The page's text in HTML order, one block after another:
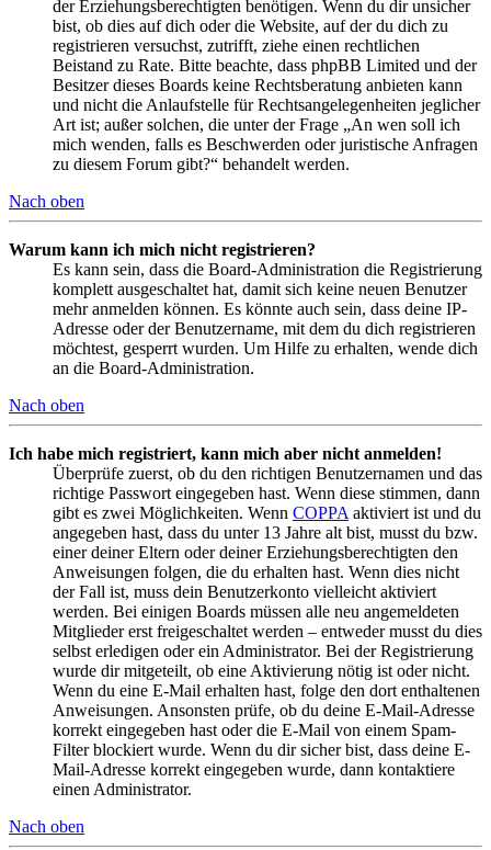
der Erziehungsberechtigten benötigen. Wenn du dir unsicher
bist, ob dies auf dich oder die Website, auf der du dich zu
registrieren versuchst, zutrifft, ziehe einen rechtlichen
Beistand zu Rate. Bitte beachte, dass phpBB Limited und der
Besitzer dieses Boards keine Rechtsberatung anbieten kann
und nicht die Anlaufstelle für Rechtsangelegenheiten jeglicher
Art ist; außer solchen, die unter der Frage „An wen soll ich
mich wenden, falls es Beschwerden oder juristische Anfragen
zu diesem Forum gibt?“ behandelt werden.
Nach oben
Warum kann ich mich nicht registrieren?
Es kann sein, dass die Board-Administration die Registrierung
komplett ausgeschaltet hat, damit sich keine neuen Benutzer
mehr anmelden können. Es könnte auch sein, dass deine IP-
Adresse oder der Benutzername, mit dem du dich registrieren
möchtest, gesperrt wurden. Um Hilfe zu erhalten, wende dich
an die Board-Administration.
Nach oben
Ich habe mich registriert, kann mich aber nicht anmelden!
Überprüfe zuerst, ob du den richtigen Benutzernamen und das
richtige Passwort eingegeben hast. Wenn diese stimmen, dann
gibt es zwei Möglichkeiten. Wenn COPPA aktiviert ist und du
angegeben hast, dass du unter 13 Jahre alt bist, musst du bzw.
einer deiner Eltern oder deiner Erziehungsberechtigten den
Anweisungen folgen, die du erhalten hast. Wenn dies nicht
der Fall ist, muss dein Benutzerkonto vielleicht aktiviert
werden. Bei einigen Boards müssen alle neu angemeldeten
Mitglieder erst freigeschaltet werden – entweder musst du dies
selbst erledigen oder ein Administrator. Bei der Registrierung
wurde dir mitgeteilt, ob eine Aktivierung nötig ist oder nicht.
Wenn du eine E-Mail erhalten hast, folge den dort enthaltenen
Anweisungen. Ansonsten prüfe, ob du deine E-Mail-Adresse
korrekt eingegeben hast oder die E-Mail von einem Spam-
Filter blockiert wurde. Wenn du dir sicher bist, dass deine E-
Mail-Adresse korrekt eingegeben wurde, dann kontaktiere
einen Administrator.
Nach oben